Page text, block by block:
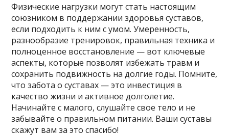
Физические нагрузки могут стать настоящим
союзником в поддержании здоровья суставов,
если подходить к ним с умом. Умеренность,
разнообразие тренировок, правильная техника и
полноценное восстановление — вот ключевые
аспекты, которые позволят избежать травм и
сохранить подвижность на долгие годы. Помните,
что забота о суставах — это инвестиция в
качество жизни и активное долголетие.
Начинайте с малого, слушайте свое тело и не
забывайте о правильном питании. Ваши суставы
скажут вам за это спасибо!